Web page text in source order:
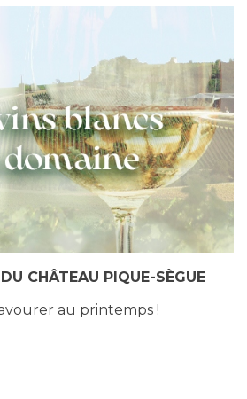
CHÂTEAU PIQUE-SÈGUE
au printemps !